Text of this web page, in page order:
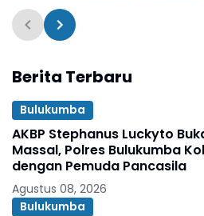
Berita Terbaru
Bulukumba
AKBP Stephanus Luckyto
Massal, Polres Bulukumba
dengan Pemuda Pancasila
Agustus 08, 2026
Bulukumba